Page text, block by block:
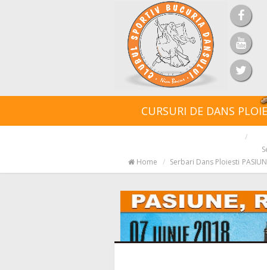
CURSURI DE DANS
Home Serbari Dans Ploiesti